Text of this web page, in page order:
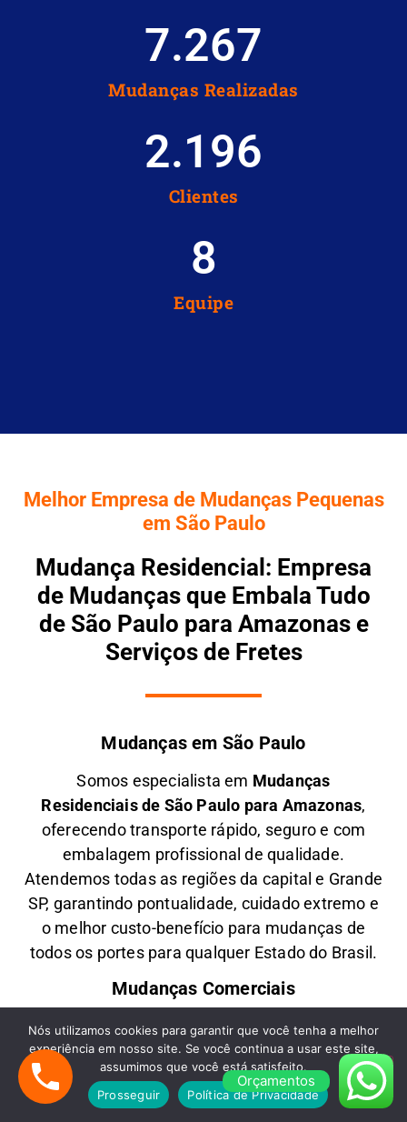
Mudanças Realizadas
7.267
Clientes
2.196
Equipe
8
Melhor Empresa de Mudanças Pequenas
em São Paulo
Mudança Residencial: Empresa
de Mudanças que Embala Tudo
de São Paulo para Amazonas e
Serviços de Fretes
Mudanças em São Paulo
Somos especialista em Mudanças
Residenciaisde São Paulo para Amazonas,
oferecendo transporte rápido, seguro e com
embalagem profissional de qualidade.
Atendemos todas as regiões da capital e Grande
SP, garantindo pontualidade, cuidado extremo e
o melhor custo-benefício para mudanças de
todos os portes para qualquer Estado do Brasil.
Mudanças Comerciais
OferecemosMudanças Comerciaisde São
Paulo para Amazonas com agilidade,
planejamento e segurança, ideal para empresas,
escritórios e lojas comerciais. Transportamos
Orçamentos
Nós utilizamos cookies para garantir que você tenha a melhor
experiência em nosso site. Se você continua a usar este site,
assumimos que você está satisfeito.
Prosseguir
Política de Privacidade